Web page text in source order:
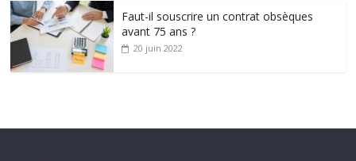
Faut-il souscrire un contrat obsèques
avant 75 ans ?
20 juin 2022